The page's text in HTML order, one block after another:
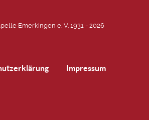
Emerkingen e. V. 1931 - 2026
Impressum